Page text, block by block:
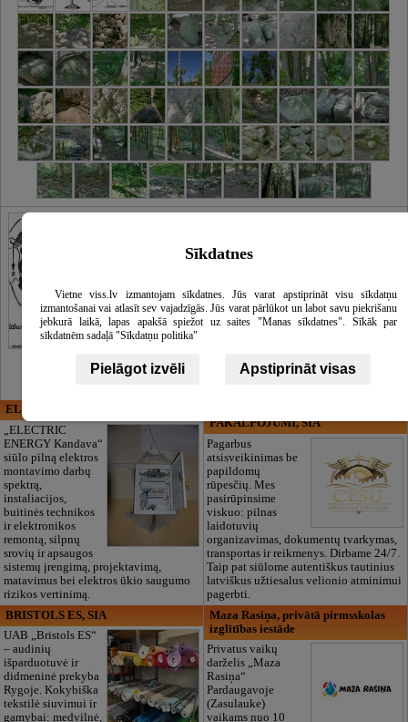
ELECTRIC ENERGY
„ELECTRIC
ENERGY Kandava“
siūlo pilną elektros
montavimo darbų
spektrą,
instaliacijos,
buitinės technikos
ir elektronikos
remontą, silpnų
srovių ir apsaugos
sistemų įrengimą, projektavimą,
matavimus bei elektros ūkio saugumo
rizikos vertinimą.
PAKALPOJUMI, SIA
Pagarbus
atsisveikinimas be
papildomų
rūpesčių. Mes
pasirūpinsime
viskuo: pilnas
laidotuvių
organizavimas, dokumentų tvarkymas,
transportas ir reikmenys. Dirbame 24/7.
Taip pat siūlome autentiškus tautinius
latviškus užtiesalus velionio atminimui
pagerbti.
BRISTOLS ES, SIA
UAB „Bristols ES“
– audinių
išparduotuvė ir
didmeninė prekyba
Rygoje. Kokybiška
tekstilė siuvimui ir
gamybai: medvilnė,
Maza Rasiņa, privātā pirmsskolas
izglītības iestāde
Privatus vaikų
darželis „Maza
Rasiņa“
Pardaugavoje
(Zasulauke)
vaikams nuo 10
Sīkdatnes
Vietne viss.lv izmantojam sīkdatnes. Jūs varat apstiprināt visu sīkdatņu
izmantošanai vai atlasīt sev vajadzīgās. Jūs varat pārlūkot un labot savu piekrišanu
jebkurā laikā, lapas apakšā spiežot uz saites "Manas sīkdatnes". Sīkāk par
sīkdatnēm sadaļā "Sīkdatņu politika"
Pielāgot izvēli Apstiprināt visas